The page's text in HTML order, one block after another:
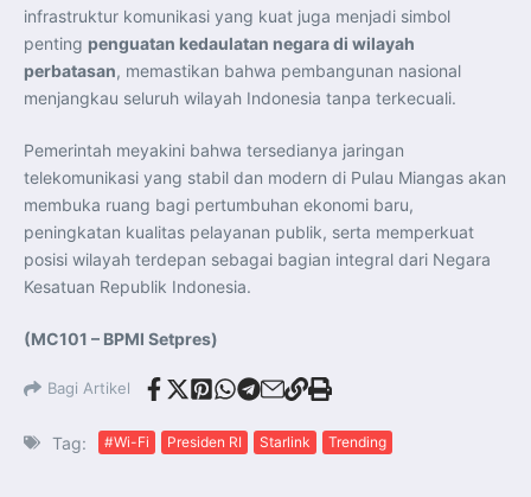
infrastruktur komunikasi yang kuat juga menjadi simbol
penting penguatan kedaulatan negara di wilayah
perbatasan, memastikan bahwa pembangunan nasional
menjangkau seluruh wilayah Indonesia tanpa terkecuali.
Pemerintah meyakini bahwa tersedianya jaringan
telekomunikasi yang stabil dan modern di Pulau Miangas akan
membuka ruang bagi pertumbuhan ekonomi baru,
peningkatan kualitas pelayanan publik, serta memperkuat
posisi wilayah terdepan sebagai bagian integral dari Negara
Kesatuan Republik Indonesia.
(MC101 – BPMI Setpres)
Bagi Artikel
Tag: #Wi-Fi Presiden RI Starlink Trending